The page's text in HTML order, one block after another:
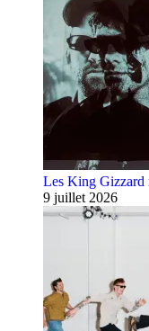
Les King Gizzard
9 juillet 2026